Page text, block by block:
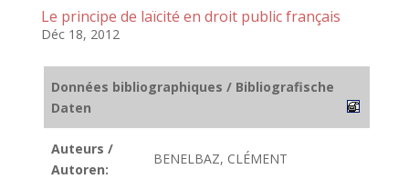
Le principe de laïcité en droit public français
Déc 18, 2012
Données bibliographiques / Bibliografische
Daten
Auteurs /
Autoren:
BENELBAZ, CLÉMENT